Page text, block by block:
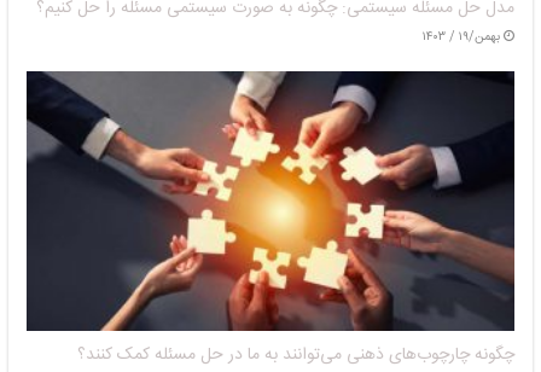
مدل حل مسئله سیستمی: چگونه به صورت سیستمی مسئله را حل کنیم؟
بهمن/۱۹ / ۱۴۰۳
چگونه چارچوب‌های ذهنی می‌توانند به ما در حل مسئله کمک کنند؟